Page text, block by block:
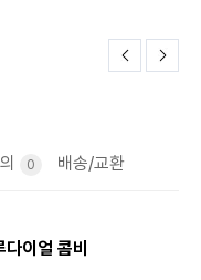
0 배송/교환
이얼 콤비